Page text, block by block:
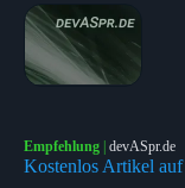
Empfehlung | devASpr.de
Kostenlos Artikel